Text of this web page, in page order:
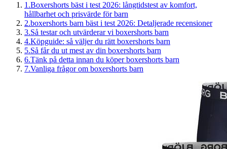
1 .Boxershorts bäst i test 2026: långtidstest av komfort,
hållbarhet och prisvärde för barn
2.boxershorts barn bäst i test 2026: Detaljerade recensioner
3.Så testar och utvärderar vi boxershorts barn
4.Köpguide: så väljer du rätt boxershorts barn
5.Så får du ut mest av din boxershorts barn
6.Tänk på detta innan du köper boxershorts barn
7.Vanliga frågor om boxershorts barn